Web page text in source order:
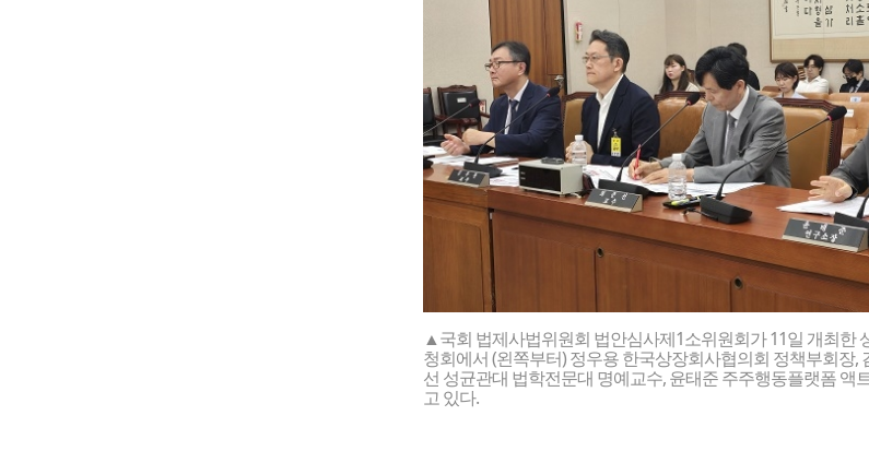
▲국회 법제사법위원회 법안심사제1소위원회가 11일 개최한
청회에서 (왼쪽부터) 정우용 한국상장회사협의회 정책부회장,
선 성균관대 법학전문대 명예교수, 윤태준 주주행동플랫폼 액
고 있다.